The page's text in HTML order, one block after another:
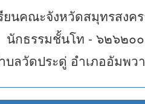
ยนคณะจังหวัดสมุทรสง
นักธรรมชั้นโท - ๖๒๖๒๐
บลวัดประดู่ อำเภออัมพว